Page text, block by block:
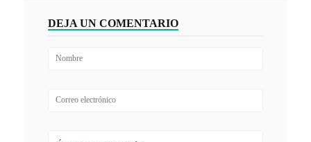
DEJA UN COMENTARIO